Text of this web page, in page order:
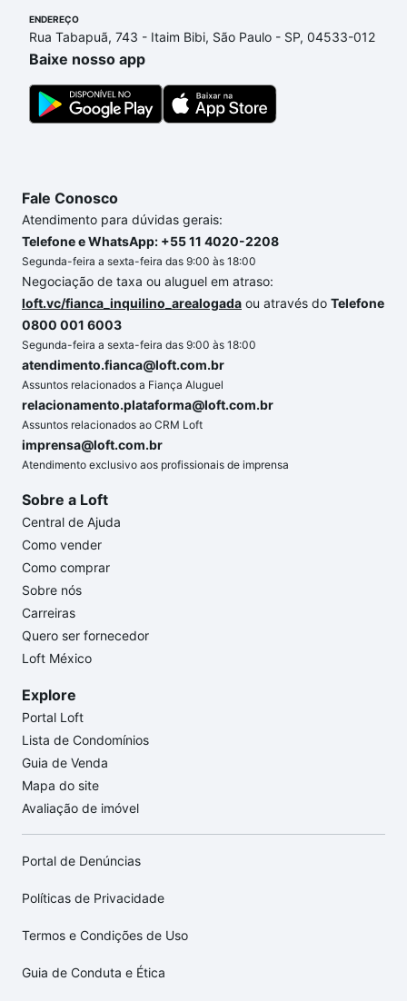
ENDEREÇO
Rua Tabapuã, 743 - Itaim Bibi, São Paulo - SP, 04533-012
Baixe nosso app
Fale Conosco
Atendimento para dúvidas gerais:
Telefone e WhatsApp: +55 11 4020-2208
Segunda-feira a sexta-feira das 9:00 às 18:00
Negociação de taxa ou aluguel em atraso:
loft.vc/fianca_inquilino_arealogada ou através do Telefone
0800 001 6003
Segunda-feira a sexta-feira das 9:00 às 18:00
atendimento.fianca@loft.com.br
Assuntos relacionados a Fiança Aluguel
relacionamento.plataforma@loft.com.br
Assuntos relacionados ao CRM Loft
imprensa@loft.com.br
Atendimento exclusivo aos profissionais de imprensa
Sobre a Loft
Central de Ajuda
Como vender
Como comprar
Sobre nós
Carreiras
Quero ser fornecedor
Loft México
Explore
Portal Loft
Lista de Condomínios
Guia de Venda
Mapa do site
Avaliação de imóvel
Portal de Denúncias
Políticas de Privacidade
Termos e Condições de Uso
Guia de Conduta e Ética